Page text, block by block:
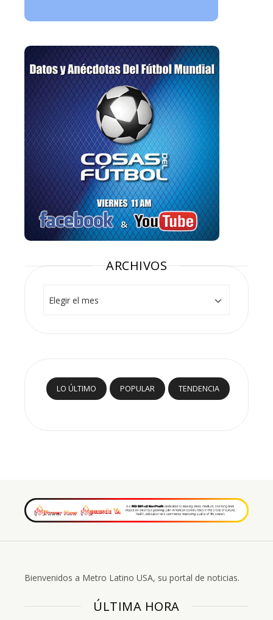
ARCHIVOS
LO ÚLTIMO POPULAR TENDENCIA
Bienvenidos a Metro Latino USA, su portal de noticias.
ÚLTIMA HORA